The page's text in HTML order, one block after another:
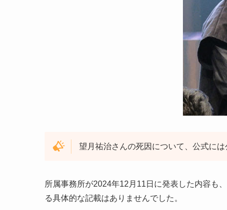
望月祐治さんの死因について、公式に
所属事務所が2024年12月11日に発表した内容も
る具体的な記載はありませんでした。